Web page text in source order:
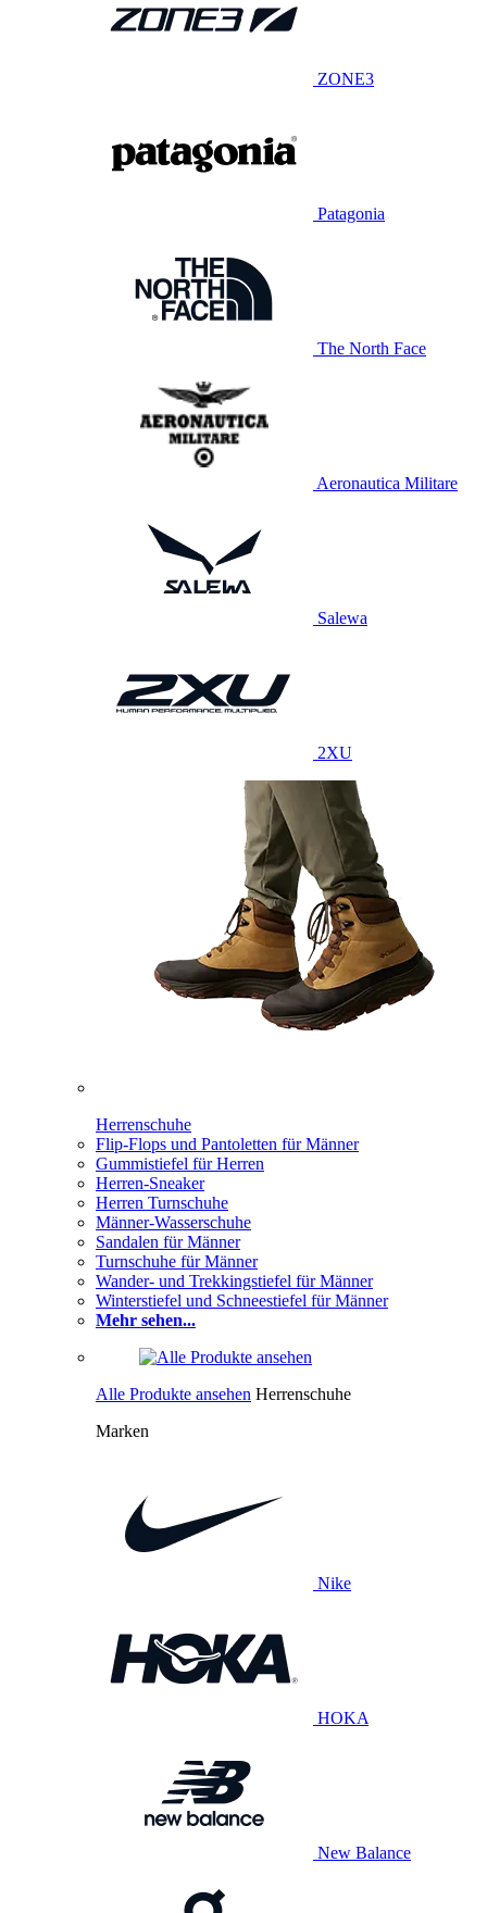
ZONE3
Patagonia
The North Face
Aeronautica Militare
Salewa
2XU
Herrenschuhe
Flip-Flops und Pantoletten für Männer
Gummistiefel für Herren
Herren-Sneaker
Herren Turnschuhe
Männer-Wasserschuhe
Sandalen für Männer
Turnschuhe für Männer
Wander- und Trekkingstiefel für Männer
Winterstiefel und Schneestiefel für Männer
Mehr sehen...
Alle Produkte ansehen Herrenschuhe
Marken
Nike
HOKA
New Balance